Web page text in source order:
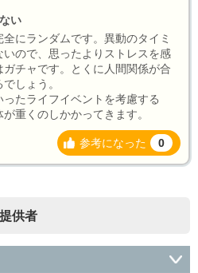
い
にランダムです。異動のタイミ
ので、思ったよりストレスを感
チャです。とくに人間関係が合
しょう。
たライフイベントを考慮する
重くのしかかってきます。
参考になった 0
供者